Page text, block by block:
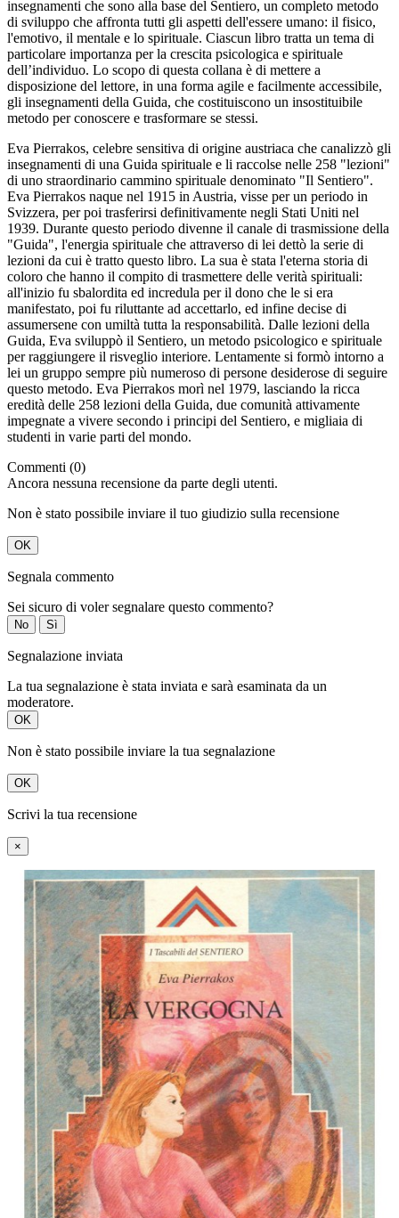
insegnamenti che sono alla base del Sentiero, un completo metodo
di sviluppo che affronta tutti gli aspetti dell'essere umano: il fisico,
l'emotivo, il mentale e lo spirituale. Ciascun libro tratta un tema di
particolare importanza per la crescita psicologica e spirituale
dell’individuo. Lo scopo di questa collana è di mettere a
disposizione del lettore, in una forma agile e facilmente accessibile,
gli insegnamenti della Guida, che costituiscono un insostituibile
metodo per conoscere e trasformare se stessi.
Eva Pierrakos, celebre sensitiva di origine austriaca che canalizzò gli
insegnamenti di una Guida spirituale e li raccolse nelle 258 "lezioni"
di uno straordinario cammino spirituale denominato "Il Sentiero".
Eva Pierrakos naque nel 1915 in Austria, visse per un periodo in
Svizzera, per poi trasferirsi definitivamente negli Stati Uniti nel
1939. Durante questo periodo divenne il canale di trasmissione della
"Guida", l'energia spirituale che attraverso di lei dettò la serie di
lezioni da cui è tratto questo libro. La sua è stata l'eterna storia di
coloro che hanno il compito di trasmettere delle verità spirituali:
all'inizio fu sbalordita ed incredula per il dono che le si era
manifestato, poi fu riluttante ad accettarlo, ed infine decise di
assumersene con umiltà tutta la responsabilità. Dalle lezioni della
Guida, Eva sviluppò il Sentiero, un metodo psicologico e spirituale
per raggiungere il risveglio interiore. Lentamente si formò intorno a
lei un gruppo sempre più numeroso di persone desiderose di seguire
questo metodo. Eva Pierrakos morì nel 1979, lasciando la ricca
eredità delle 258 lezioni della Guida, due comunità attivamente
impegnate a vivere secondo i principi del Sentiero, e migliaia di
studenti in varie parti del mondo.
Commenti (0)
Ancora nessuna recensione da parte degli utenti.
Non è stato possibile inviare il tuo giudizio sulla recensione
OK
Segnala commento
Sei sicuro di voler segnalare questo commento?
No Sì
Segnalazione inviata
La tua segnalazione è stata inviata e sarà esaminata da un
moderatore.
OK
Non è stato possibile inviare la tua segnalazione
OK
Scrivi la tua recensione
×